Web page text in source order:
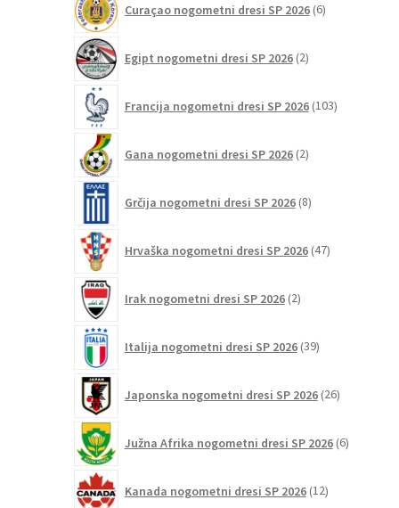
Curaçao nogometni dresi SP 2026 6izdelkov
Egipt nogometni dresi SP 2026 2izdelka
Francija nogometni dresi SP 2026 103izdelki
Gana nogometni dresi SP 2026 2izdelka
Grčija nogometni dresi SP 2026 8izdelkov
Hrvaška nogometni dresi SP 2026 47izdelkov
Irak nogometni dresi SP 2026 2izdelka
Italija nogometni dresi SP 2026 39izdelkov
Japonska nogometni dresi SP 2026 26izdelkov
Južna Afrika nogometni dresi SP 2026 6izdelkov
Kanada nogometni dresi SP 2026 12izdelkov